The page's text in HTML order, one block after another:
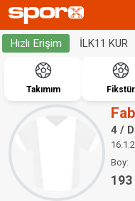
Hızlı Erişim İLK11 KUR
Takımım Fikstür
4 /
Boy:
193